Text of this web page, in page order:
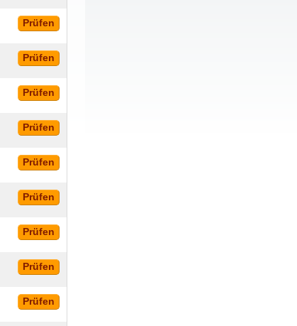
Prüfen
Prüfen
Prüfen
Prüfen
Prüfen
Prüfen
Prüfen
Prüfen
Prüfen